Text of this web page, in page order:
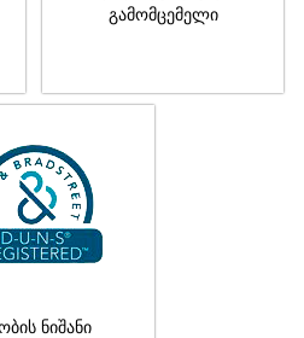
გამომცემელი
ნიშანი